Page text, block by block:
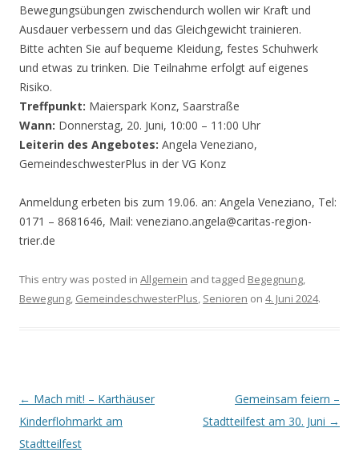
Bewegungsübungen zwischendurch wollen wir Kraft und
Ausdauer verbessern und das Gleichgewicht trainieren.
Bitte achten Sie auf bequeme Kleidung, festes Schuhwerk
und etwas zu trinken. Die Teilnahme erfolgt auf eigenes
Risiko.
Treffpunkt: Maierspark Konz, Saarstraße
Wann: Donnerstag, 20. Juni, 10:00 – 11:00 Uhr
Leiterin des Angebotes: Angela Veneziano,
GemeindeschwesterPlus in der VG Konz
Anmeldung erbeten bis zum 19.06. an: Angela Veneziano, Tel:
0171 – 8681646, Mail: veneziano.angela@caritas-region-
trier.de
This entry was posted in Allgemein and tagged Begegnung,
Bewegung, GemeindeschwesterPlus, Senioren on 4. Juni 2024.
Post navigation
← Mach mit! – Karthäuser
Kinderflohmarkt am
Stadtteilfest
Gemeinsam feiern –
Stadtteilfest am 30. Juni →